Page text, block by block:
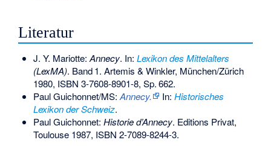
Literatur
J. Y. Mariotte: Annecy. In: Lexikon des Mittelalters
(LexMA). Band 1. Artemis & Winkler, München/Zürich
1980, ISBN 3-7608-8901-8, Sp.662.
Paul Guichonnet/MS: Annecy. In: Historisches
Lexikon der Schweiz.
Paul Guichonnet: Historie d’Annecy. Editions Privat,
Toulouse 1987, ISBN 2-7089-8244-3.